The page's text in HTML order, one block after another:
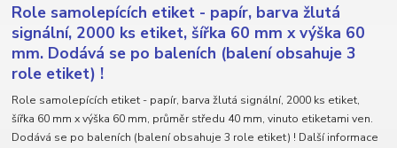
Role samolepících etiket - papír, barva žlutá
signální, 2000 ks etiket, šířka 60 mm x výška 60
mm. Dodává se po baleních (balení obsahuje 3
role etiket) !
Role samolepících etiket - papír, barva žlutá signální, 2000 ks etiket,
šířka 60 mm x výška 60 mm, průměr středu 40 mm, vinuto etiketami ven.
Dodává se po baleních (balení obsahuje 3 role etiket) ! Další informace